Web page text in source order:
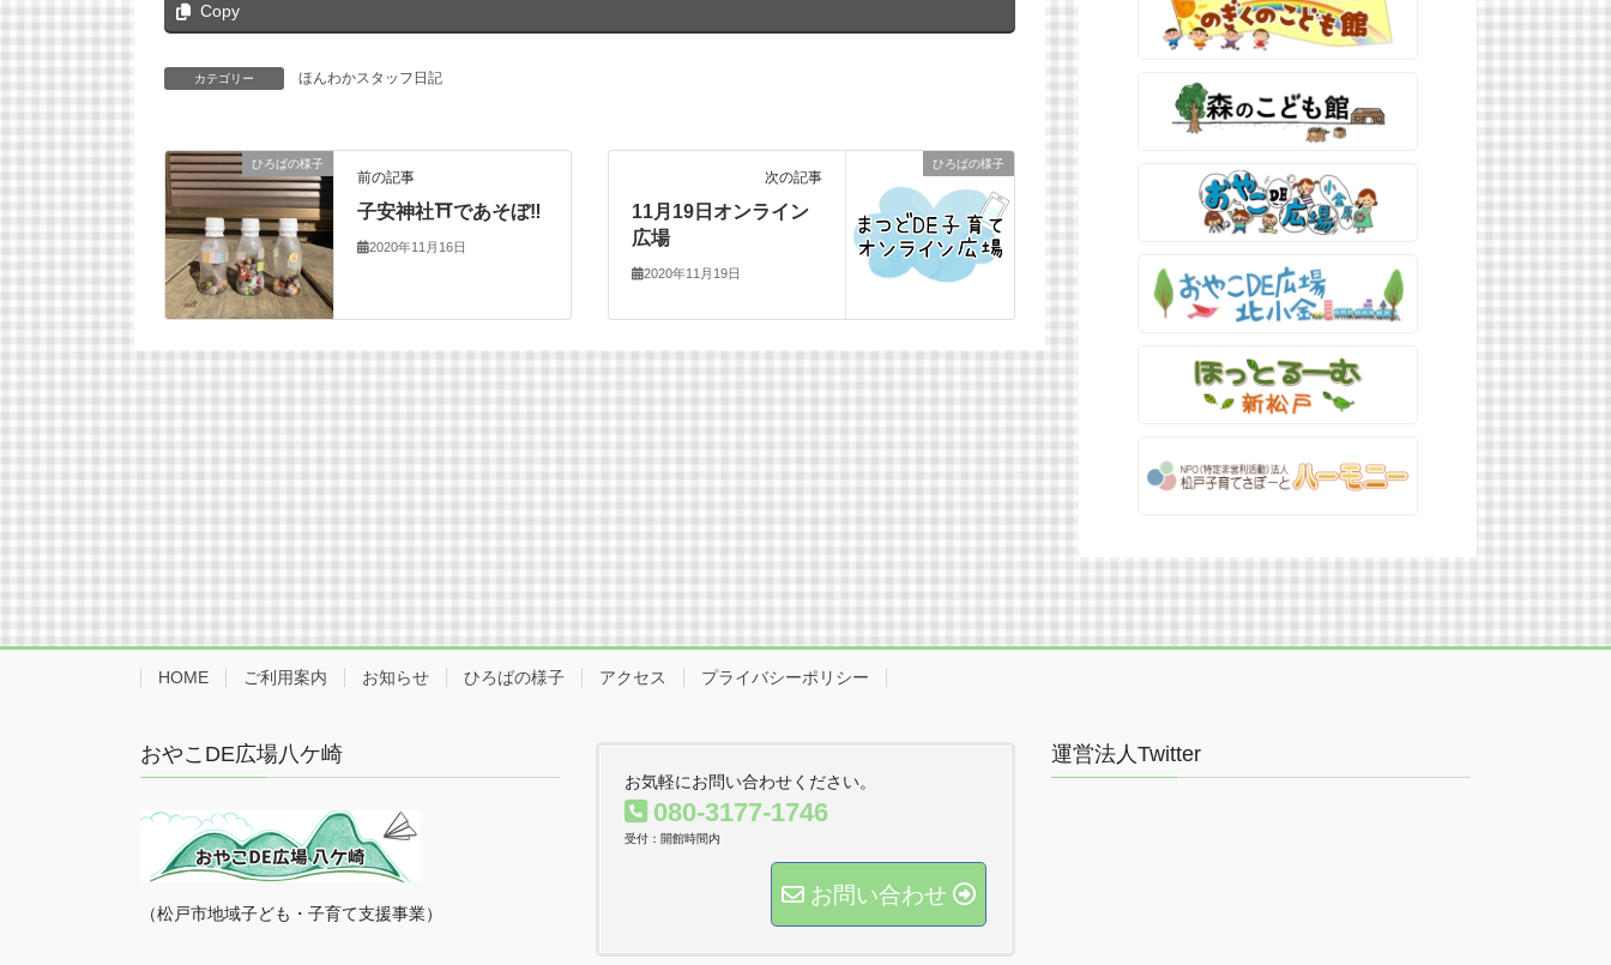
Copy
カテゴリー ほんわかスタッフ日記
ひろばの様子
前の記事
子安神社⛩であそぼ‼︎
2020年11月16日
ひろばの様子
次の記事
11月19日オンライン
広場
2020年11月19日
HOME ご利用案内 お知らせ ひろばの様子 アクセス プライバシーポリシー
おやこDE広場八ケ崎
（松戸市地域子ども・子育て支援事業）
お気軽にお問い合わせください。
080-3177-1746
受付：開館時間内
お問い合わせ
運営法人Twitter